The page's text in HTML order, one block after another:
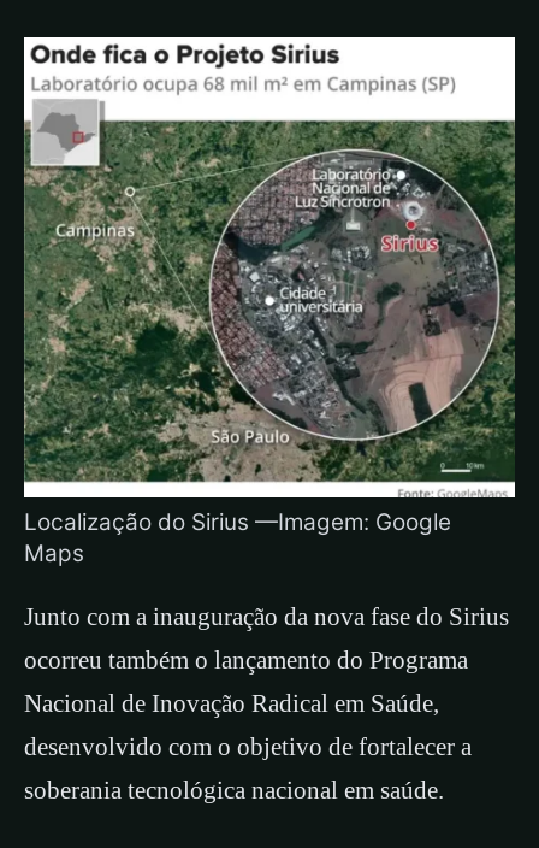
Localização do Sirius —Imagem: Google
Maps
Junto com a inauguração da nova fase do Sirius
ocorreu também o lançamento do Programa
Nacional de Inovação Radical em Saúde,
desenvolvido com o objetivo de fortalecer a
soberania tecnológica nacional em saúde.